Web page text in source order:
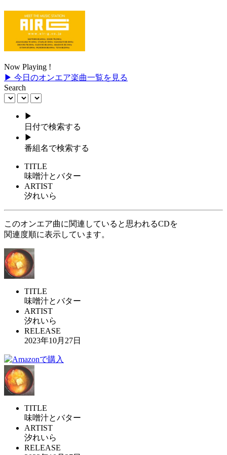
Now Playing !
▶ 今日のオンエア楽曲一覧を見る
Search
▶
日付で検索する
▶
番組名で検索する
TITLE
味噌汁とバター
ARTIST
汐れいら
このオンエア曲に関連していると思われるCDを
関連度順に表示しています。
TITLE
味噌汁とバター
ARTIST
汐れいら
RELEASE
2023年10月27日
TITLE
味噌汁とバター
ARTIST
汐れいら
RELEASE